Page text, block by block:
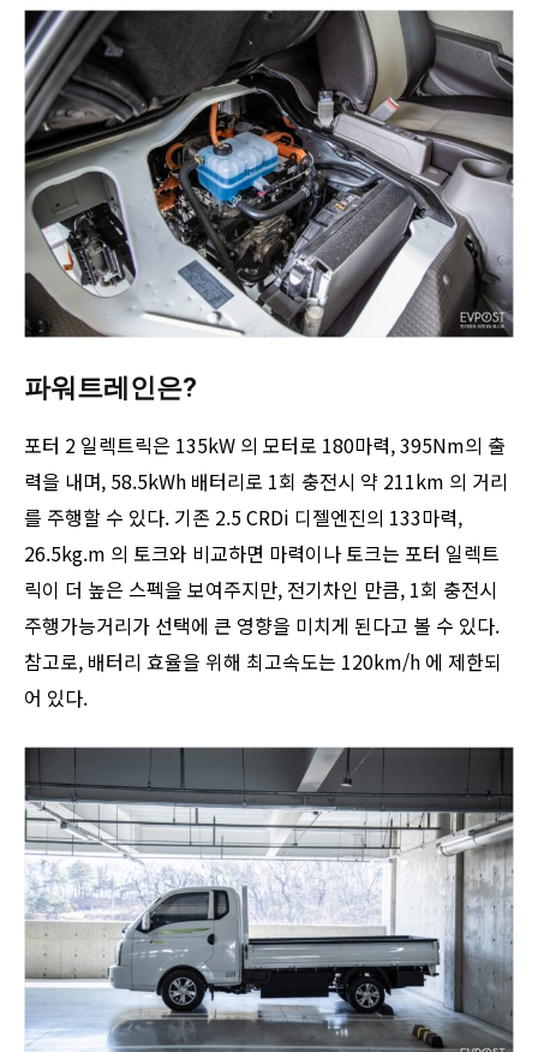
파워트레인은?
포터 2 일렉트릭은 135kW 의 모터로 180마력, 395Nm의 출
력을 내며, 58.5kWh 배터리로 1회 충전시 약 211km 의 거리
를 주행할 수 있다. 기존 2.5 CRDi 디젤엔진의 133마력,
26.5kg.m 의 토크와 비교하면 마력이나 토크는 포터 일렉트
릭이 더 높은 스펙을 보여주지만, 전기차인 만큼, 1회 충전시
주행가능거리가 선택에 큰 영향을 미치게 된다고 볼 수 있다.
참고로, 배터리 효율을 위해 최고속도는 120km/h 에 제한되
어 있다.